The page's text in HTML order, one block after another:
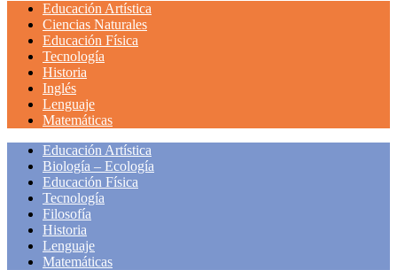
Educación Artística
Ciencias Naturales
Educación Física
Tecnología
Historia
Inglés
Lenguaje
Matemáticas
Educación Artística
Biología – Ecología
Educación Física
Tecnología
Filosofía
Historia
Lenguaje
Matemáticas